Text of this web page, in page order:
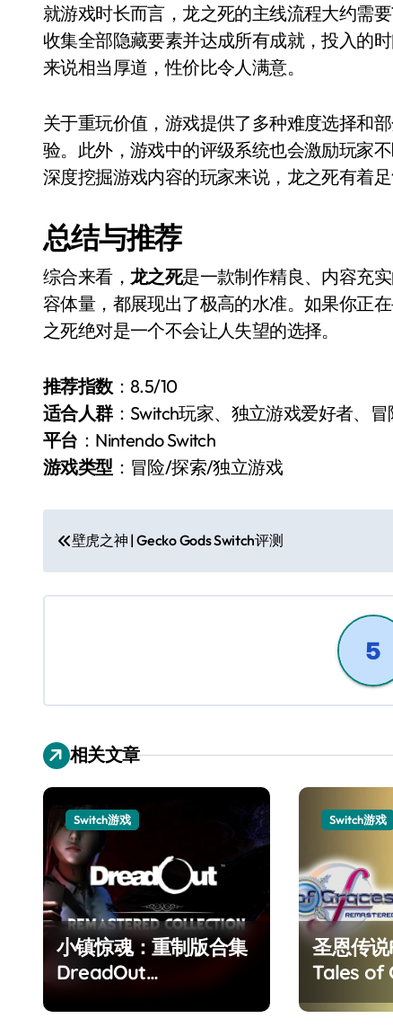
就游戏时长而言，龙之死的主线流程大约需
收集全部隐藏要素并达成所有成就，投入的
来说相当厚道，性价比令人满意。
关于重玩价值，游戏提供了多种难度选择和
验。此外，游戏中的评级系统也会激励玩家
深度挖掘游戏内容的玩家来说，龙之死有着足
总结与推荐
综合来看， 龙之死是一款制作精良、内容充
容体量，都展现出了极高的水准。如果你正
之死绝对是一个不会让人失望的选择。
推荐指数：8.5/10
适合人群：Switch玩家、独立游戏爱好者、
平台 ：Nintendo Switch
游戏类型 ：冒险/探索/独立游戏
文
章
导
壁虎之神 | Gecko Gods Switch评测
相关文章
Switch游戏
小镇惊魂：重制版合集
DreadOut
Remastered
Switch游戏
圣恩传
Tales of